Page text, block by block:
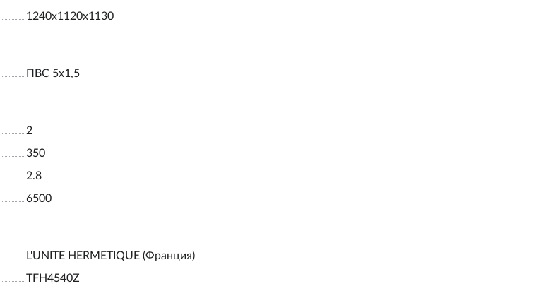
1240x1120x1130
ПВС 5х1,5
2
350
2.8
6500
L'UNITE HERMETIQUE (Франция)
TFH4540Z